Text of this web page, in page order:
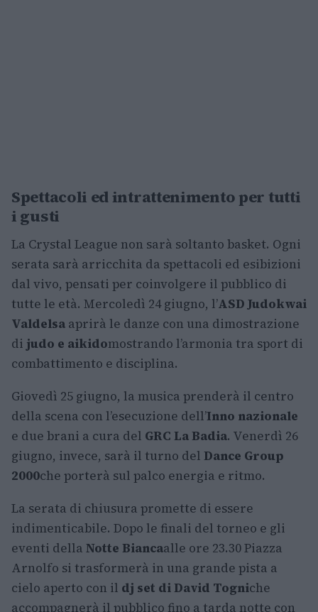
Spettacoli ed intrattenimento per tutti
i gusti
La Crystal League non sarà soltanto basket. Ogni
serata sarà arricchita da spettacoli ed esibizioni
dal vivo, pensati per coinvolgere il pubblico di
tutte le età. Mercoledì 24 giugno, l’ASD Judokwai
Valdelsa aprirà le danze con una dimostrazione
di judo e aikidomostrando l’armonia tra sport di
combattimento e disciplina.
Giovedì 25 giugno, la musica prenderà il centro
della scena con l’esecuzione dell’Inno nazionale
e due brani a cura del GRC La Badia. Venerdì 26
giugno, invece, sarà il turno del Dance Group
2000che porterà sul palco energia e ritmo.
La serata di chiusura promette di essere
indimenticabile. Dopo le finali del torneo e gli
eventi della Notte Biancaalle ore 23.30 Piazza
Arnolfo si trasformerà in una grande pista a
cielo aperto con il dj set di David Togniche
accompagnerà il pubblico fino a tarda notte con